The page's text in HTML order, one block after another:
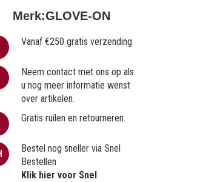
Merk:GLOVE-ON
Vanaf €250 gratis verzending
Neem contact met ons op als
u nog meer informatie wenst
over artikelen.
Gratis ruilen en retourneren.
Bestel nog sneller via Snel
Bestellen
Klik hier voor Snel